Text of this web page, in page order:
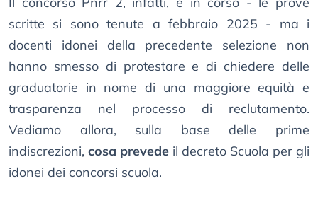
scritte si sono tenute a febbraio 2025 - ma i
docenti idonei della precedente selezione non
hanno smesso di protestare e di chiedere delle
graduatorie in nome di una maggiore equità e
trasparenza nel processo di reclutamento.
Vediamo allora, sulla base delle prime
indiscrezioni, cosa prevede il decreto Scuola per gli
idonei dei concorsi scuola.